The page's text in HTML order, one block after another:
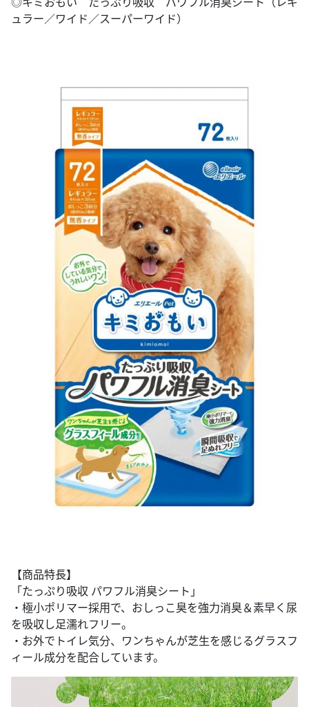
ュラー／ワイド／スーパーワイド）
【商品特長】
「たっぷり吸収 パワフル消臭シート」
・極小ポリマー採用で、おしっこ臭を強力消臭＆素早く尿
を吸収し足濡れフリー。
・お外でトイレ気分、ワンちゃんが芝生を感じるグラスフ
ィール成分を配合しています。